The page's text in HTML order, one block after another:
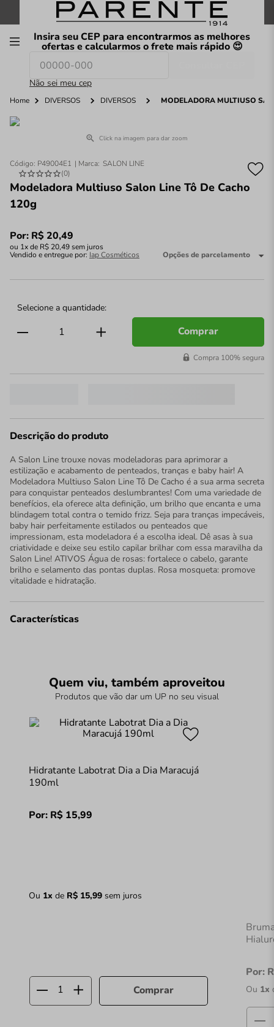
FRETE GRÁTIS nas compras a partir de R$199
Insira seu CEP para encontrarmos as melhores
ofertas e calcularmos o frete mais rápido 😍
Não sei meu cep
O que você procura hoje?
Home DIVERSOS DIVERSOS MODELADORA MULTIUSO
Click na imagem para dar zoom
Código: P49004E1
SALON LINE
(0)
Modeladora Multiuso Salon Line Tô De Cacho
120g
Por: R$ 20,49
ou 1x de R$ 20,49sem juros
Vendido e entregue por: Iap Cosméticos Opções de parcelamento
Comprar
Compra 100% segura
Descrição do produto
A Salon Line trouxe novas modeladoras para aprimorar a
estilização e acabamento de penteados, tranças e baby hair! A
Modeladora Multiuso Salon Line Tô De Cacho é a sua arma secreta
para conquistar penteados deslumbrantes! Com uma variedade de
benefícios, ela oferece alta definição, um brilho que encanta e uma
blindagem total contra o temido frizz. Seja para tranças impecáveis,
baby hair perfeitamente estilados ou penteados que
impressionam, esta modeladora é a escolha ideal. Dê asas à sua
criatividade e deixe seu estilo capilar brilhar com essa maravilha da
Salon Line! ATIVOS Água de rosas: fortalece o cabelo, garante
brilho e selamento das pontas duplas. Rosa mosqueta: promove
vitalidade e hidratação.
Características
Quem viu, também aproveitou
Produtos que vão dar um UP no seu visual
Hidratante Labotrat Dia a Dia Maracujá
190ml
Por: R$ 15,99
Ou 1x de R$ 15,99sem juros
Comprar
Por:
Ou 1x